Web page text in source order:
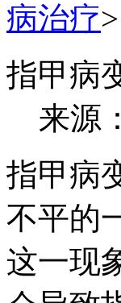
病治疗>
指甲病
来源：
指甲病
不平的
这一现